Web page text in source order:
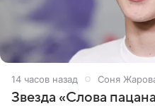
14 часов назад Соня
Звезда «Слова